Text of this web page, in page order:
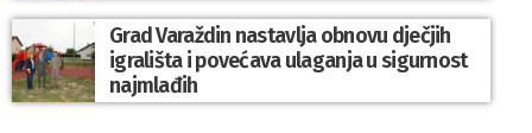
Grad Varaždin nastavlja obnovu dječjih
igrališta i povećava ulaganja u sigurnost
najmlađih